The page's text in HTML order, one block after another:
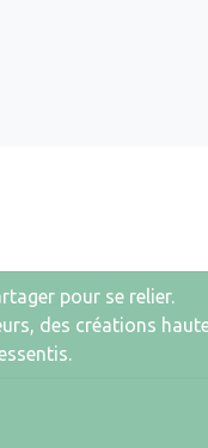
pour se relier.
des créations